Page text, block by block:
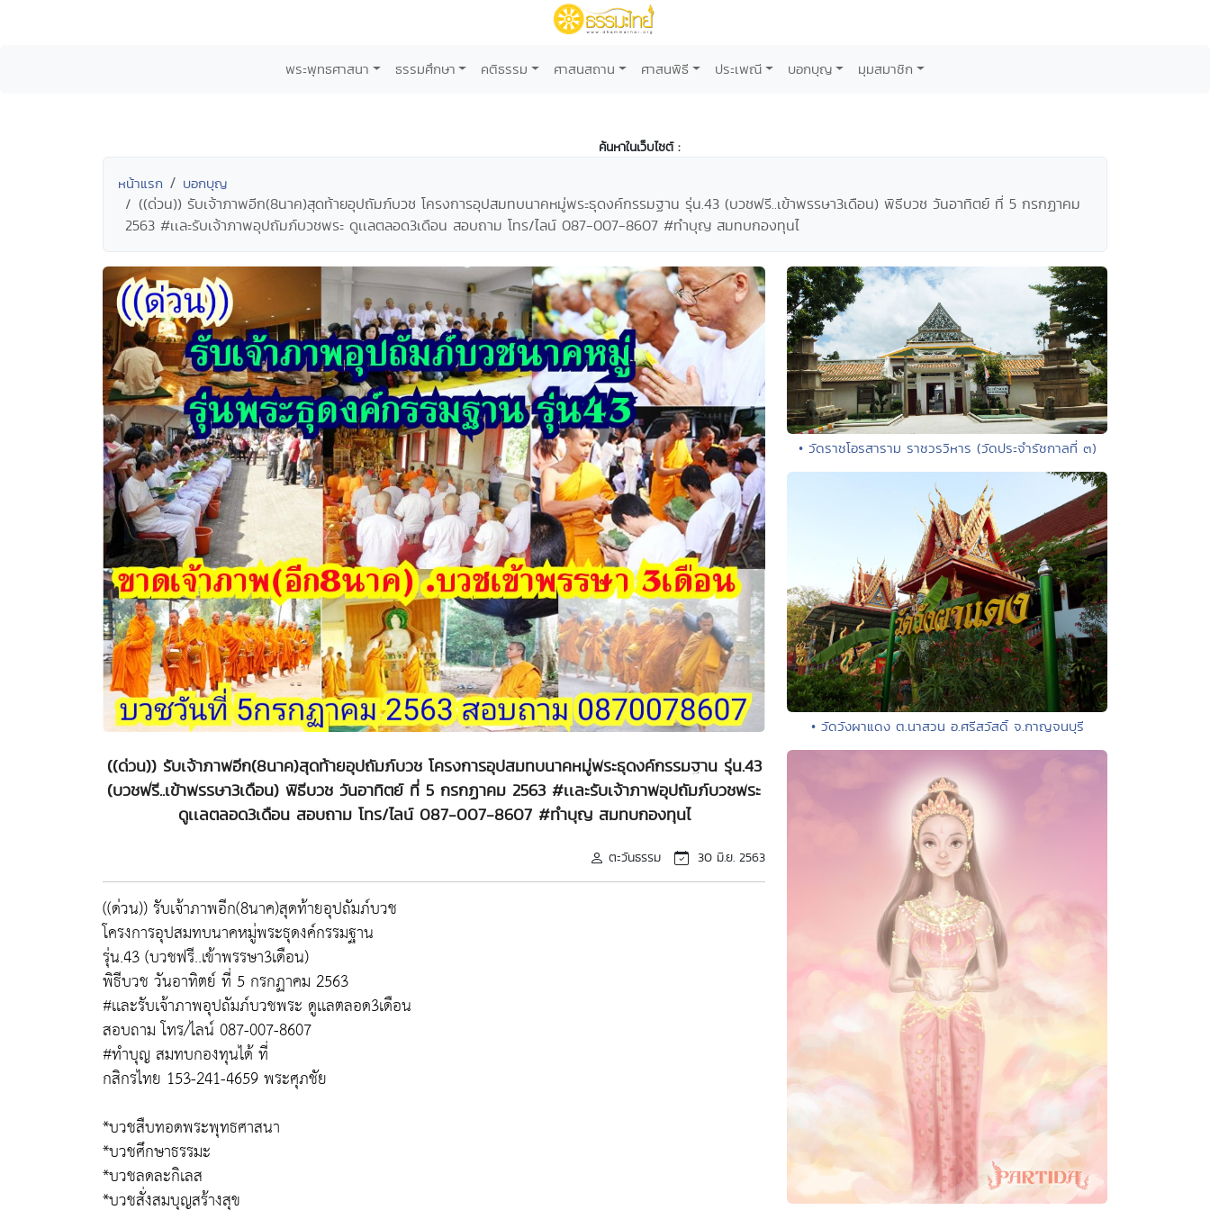
พระพุทธศาสนา ธรรมศึกษา คติธรรม ศาสนสถาน ศาสนพิธี ประเพณี บอกบุญ มุมสมาชิก
ค้นหาในเว็บไซต์ :
หน้าแรก บอกบุญ
((ด่วน)) รับเจ้าภาพอีก(8นาค)สุดท้ายอุปถัมภ์บวช โครงการอุปสมทบนาคหมู่พระธุดงค์กรรมฐาน รุ่น.43 (บวชฟรี..เข้าพรรษา3เดือน) พิธีบวช วันอาทิตย์ ที่ 5 กรกฏาคม
2563 #เเละรับเจ้าภาพอุปถัมภ์บวชพระ ดูเเลตลอด3เดือน สอบถาม โทร/ไลน์ 087-007-8607 #ทำบุญ สมทบกองทุนไ
((ด่วน)) รับเจ้าภาพอีก(8นาค)สุดท้ายอุปถัมภ์บวช โครงการอุปสมทบนาคหมู่พระธุดงค์กรรมฐาน รุ่น.43
(บวชฟรี..เข้าพรรษา3เดือน) พิธีบวช วันอาทิตย์ ที่ 5 กรกฏาคม 2563 #เเละรับเจ้าภาพอุปถัมภ์บวชพระ
ดูเเลตลอด3เดือน สอบถาม โทร/ไลน์ 087-007-8607 #ทำบุญ สมทบกองทุนไ
ตะวันธรรม 30 มิ.ย. 2563
((ด่วน)) รับเจ้าภาพอีก(8นาค)สุดท้ายอุปถัมภ์บวช
โครงการอุปสมทบนาคหมู่พระธุดงค์กรรมฐาน
รุ่น.43 (บวชฟรี..เข้าพรรษา3เดือน)
พิธีบวช วันอาทิตย์ ที่ 5 กรกฏาคม 2563
#เเละรับเจ้าภาพอุปถัมภ์บวชพระ ดูเเลตลอด3เดือน
สอบถาม โทร/ไลน์ 087-007-8607
#ทำบุญ สมทบกองทุนได้ ที่
กสิกรไทย 153-241-4659 พระศุภชัย
*บวชสืบทอดพระพุทธศาสนา
*บวชศึกษาธรรมะ
*บวชลดละกิเลส
*บวชสั่งสมบุญสร้างสุข
• วัดราชโอรสาราม ราชวรวิหาร (วัดประจำรัชกาลที่ ๓)
• วัดวังผาแดง ต.นาสวน อ.ศรีสวัสดิ์ จ.กาญจนบุรี